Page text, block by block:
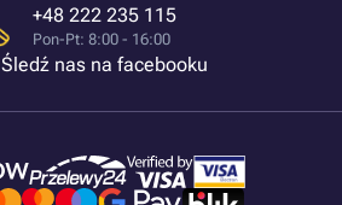
+48 222 235 115
Pon-Pt: 8:00 - 16:00
Śledź nas na facebooku